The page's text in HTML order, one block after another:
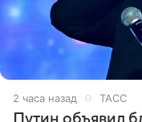
2 часа назад ТАСС
Путин объявил